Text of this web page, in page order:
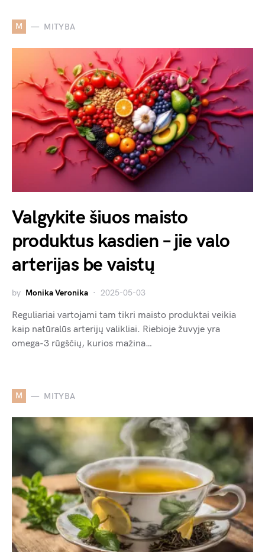
M MITYBA
Valgykite šiuos maisto
produktus kasdien – jie valo
arterijas be vaistų
by Monika Veronika 2025-05-03
Reguliariai vartojami tam tikri maisto produktai veikia
kaip natūralūs arterijų valikliai. Riebioje žuvyje yra
omega-3 rūgščių, kurios mažina…
M MITYBA